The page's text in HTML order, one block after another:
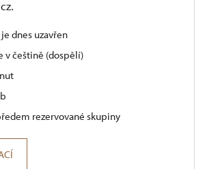
dnes uzavřen
v češtině (dospělí)
rezervované skupiny